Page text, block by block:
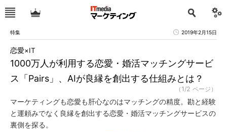
特集 2019年2月15日
1000万人が利用する恋愛・婚活マッチングサービ
ス「Pairs」、AIが良縁を創出する仕組みとは？
恋愛×IT
（1/2 ページ）
マーケティングも恋愛も肝心なのはマッチングの精度。勘と経験
と運頼みでなく良縁を創出する恋愛・婚活マッチングサービスの
裏側を探る。